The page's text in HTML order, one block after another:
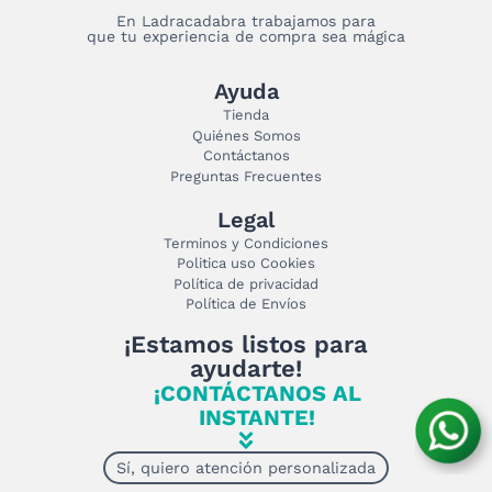
En Ladracadabra trabajamos para
que tu experiencia de compra sea mágica
Ayuda
Tienda
Quiénes Somos
Contáctanos
Preguntas Frecuentes
Legal
Terminos y Condiciones
Politica uso Cookies
Política de privacidad
Política de Envíos
¡Estamos listos para
ayudarte!
¡CONTÁCTANOS AL
INSTANTE!
Sí, quiero atención personalizada